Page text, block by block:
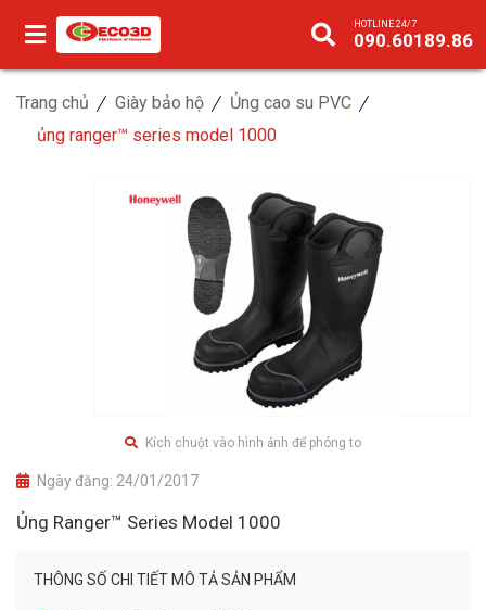
HOTLINE 24/7
090.60189.86
Trang chủ Giày bảo hộ
Ủng cao su PVC
ủng ranger™ series model 1000
Kích chuột vào hình ảnh để phóng to
Ngày đăng: 24/01/2017
Ủng Ranger™ Series Model 1000
THÔNG SỐ CHI TIẾT MÔ TẢ SẢN PHẨM